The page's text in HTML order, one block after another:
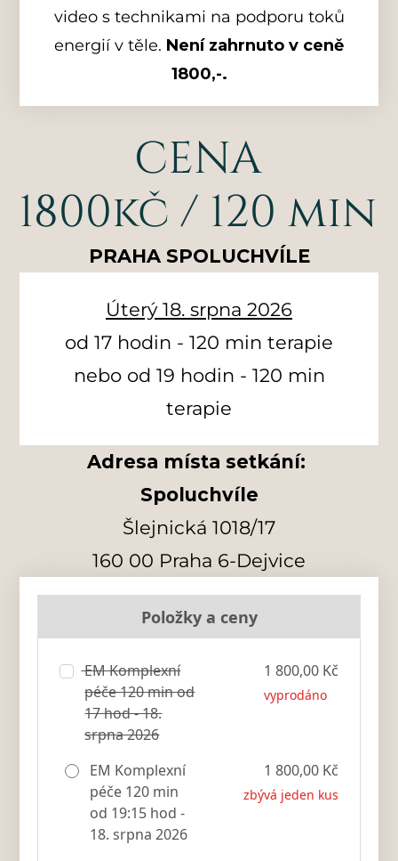
video s technikami na podporu toků
energií v těle. Není zahrnuto v ceně
1800,-.
CENA
1800kč / 120 min
PRAHA SPOLUCHVÍLE
Úterý 18. srpna 2026
od 17 hodin - 120 min terapie
nebo od 19 hodin - 120 min
terapie
Adresa místa setkání:
Spoluchvíle
Šlejnická 1018/17
160 00 Praha 6-Dejvice
Položky a ceny
EM Komplexní
péče 120 min od
17 hod - 18.
srpna 2026
vyprodáno
1 800,00 Kč
EM Komplexní
péče 120 min
od 19:15 hod -
18. srpna 2026
zbývá jeden kus
1 800,00 Kč